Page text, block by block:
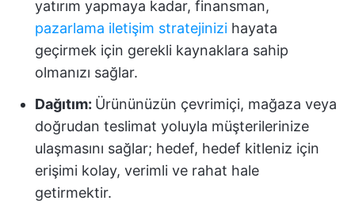
yatırım yapmaya kadar, finansman,
pazarlama iletişim stratejinizi hayata
geçirmek için gerekli kaynaklara sahip
olmanızı sağlar.
Dağıtım: Ürününüzün çevrimiçi, mağaza veya
doğrudan teslimat yoluyla müşterilerinize
ulaşmasını sağlar; hedef, hedef kitleniz için
erişimi kolay, verimli ve rahat hale
getirmektir.